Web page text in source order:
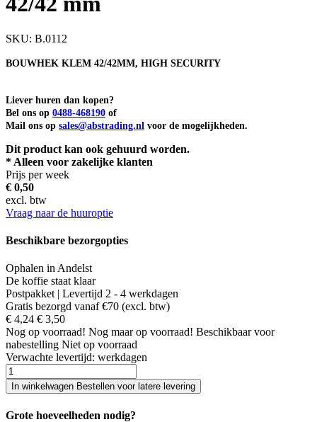
SKU: B.0112
BOUWHEK KLEM 42/42MM, HIGH SECURITY
Liever huren dan kopen?
Bel ons op 0488-468190 of
Mail ons op sales@abstrading.nl voor de mogelijkheden.
Dit product kan ook gehuurd worden.
* Alleen voor zakelijke klanten
Prijs per week
€ 0,50
excl. btw
Vraag naar de huuroptie
Beschikbare bezorgopties
Ophalen in Andelst
De koffie staat klaar
Postpakket | Levertijd 2 - 4 werkdagen
Gratis bezorgd vanaf €70 (excl. btw)
€ 4,24 € 3,50
Nog op voorraad! Nog maarop voorraad! Beschikbaar voor
nabestelling Niet op voorraad
Verwachte levertijd: werkdagen
In winkelwagen Bestellen voor latere levering
Grote hoeveelheden nodig?